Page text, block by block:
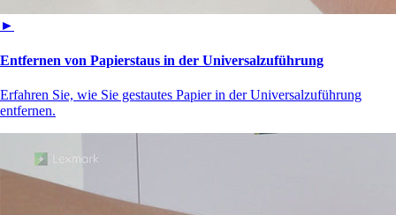
►
Entfernen von Papierstaus in der Universalzuführung
Erfahren Sie, wie Sie gestautes Papier in der Universalzuführung
entfernen.